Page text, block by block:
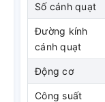
Số cánh quạt
Đường kính
cánh quạt
Động cơ
Công suất